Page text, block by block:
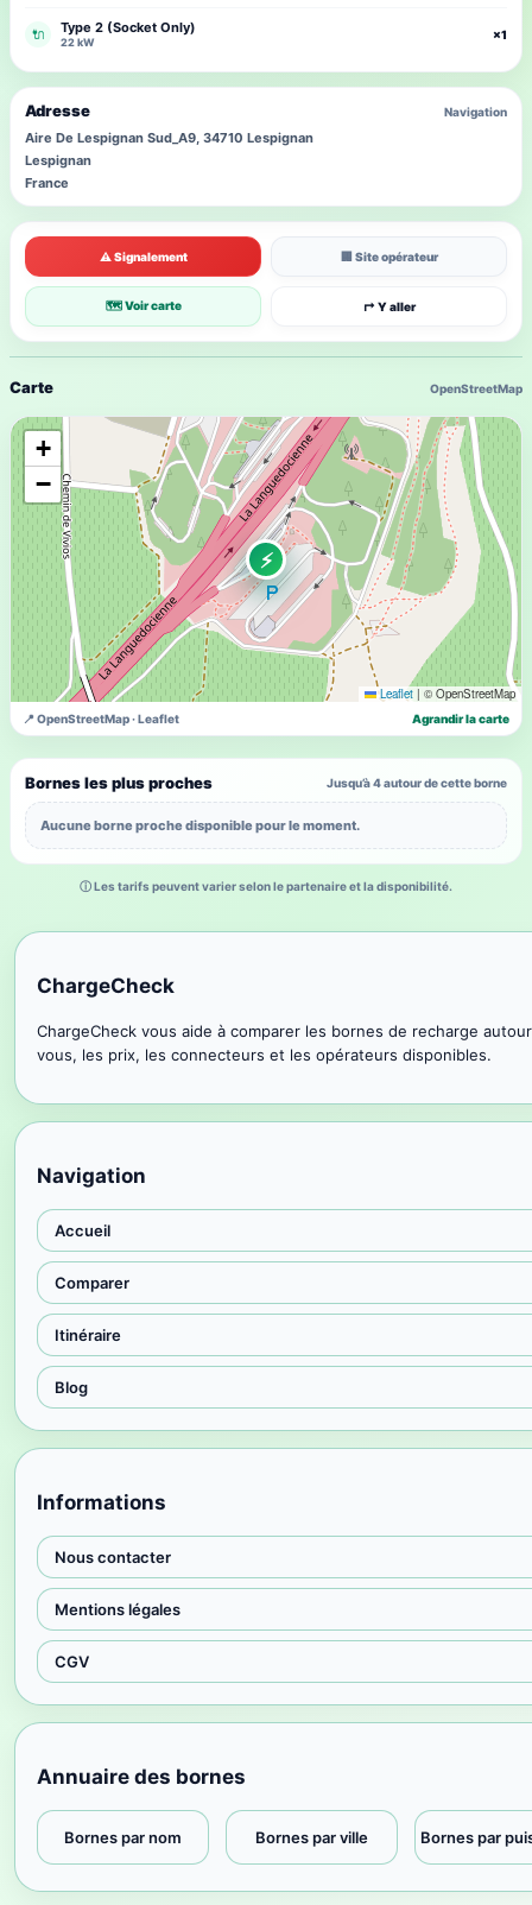
Carte OpenStreetMap
⚡
+
−
Leaflet | © OpenStreetMap
📍 OpenStreetMap · Leaflet Agrandir la carte
Bornes les plus proches Jusqu’à 4 autour de cette borne
Aucune borne proche disponible pour le moment.
⚠ Signalement 🏢 Site opérateur
🗺 Voir carte ↱ Y aller
🔌 Type 2 (Socket Only)
22 kW
×1
Adresse Navigation
Aire De Lespignan Sud_A9, 34710 Lespignan
Lespignan
France
ⓘ Les tarifs peuvent varier selon le partenaire et la disponibilité.
ChargeCheck
ChargeCheck vous aide à comparer les bornes de recharge
vous, les prix, les connecteurs et les opérateurs disponibles.
Navigation
Accueil
Comparer
Itinéraire
Blog
Informations
Nous contacter
Mentions légales
CGV
Annuaire des bornes
Bornes par nom Bornes par ville Bornes par